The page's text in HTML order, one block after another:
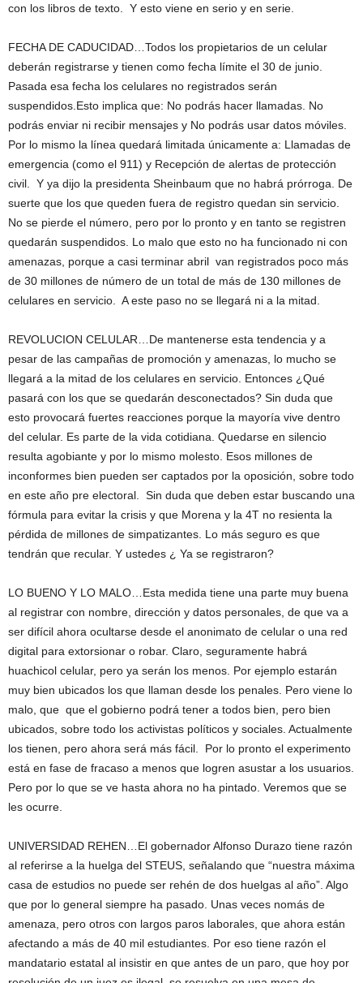
con los libros de texto. Y esto viene en serio y en serie.
FECHA DE CADUCIDAD…Todos los propietarios de un celular
deberán registrarse y tienen como fecha límite el 30 de junio.
Pasada esa fecha los celulares no registrados serán
suspendidos.Esto implica que: No podrás hacer llamadas. No
podrás enviar ni recibir mensajes y No podrás usar datos móviles.
Por lo mismo la línea quedará limitada únicamente a: Llamadas de
emergencia (como el 911) y Recepción de alertas de protección
civil. Y ya dijo la presidenta Sheinbaum que no habrá prórroga. De
suerte que los que queden fuera de registro quedan sin servicio.
No se pierde el número, pero por lo pronto y en tanto se registren
quedarán suspendidos. Lo malo que esto no ha funcionado ni con
amenazas, porque a casi terminar abril van registrados poco más
de 30 millones de número de un total de más de 130 millones de
celulares en servicio. A este paso no se llegará ni a la mitad.
REVOLUCION CELULAR…De mantenerse esta tendencia y a
pesar de las campañas de promoción y amenazas, lo mucho se
llegará a la mitad de los celulares en servicio. Entonces ¿Qué
pasará con los que se quedarán desconectados? Sin duda que
esto provocará fuertes reacciones porque la mayoría vive dentro
del celular. Es parte de la vida cotidiana. Quedarse en silencio
resulta agobiante y por lo mismo molesto. Esos millones de
inconformes bien pueden ser captados por la oposición, sobre todo
en este año pre electoral. Sin duda que deben estar buscando una
fórmula para evitar la crisis y que Morena y la 4T no resienta la
pérdida de millones de simpatizantes. Lo más seguro es que
tendrán que recular. Y ustedes ¿ Ya se registraron?
LO BUENO Y LO MALO…Esta medida tiene una parte muy buena
al registrar con nombre, dirección y datos personales, de que va a
ser difícil ahora ocultarse desde el anonimato de celular o una red
digital para extorsionar o robar. Claro, seguramente habrá
huachicol celular, pero ya serán los menos. Por ejemplo estarán
muy bien ubicados los que llaman desde los penales. Pero viene lo
malo, que que el gobierno podrá tener a todos bien, pero bien
ubicados, sobre todo los activistas políticos y sociales. Actualmente
los tienen, pero ahora será más fácil. Por lo pronto el experimento
está en fase de fracaso a menos que logren asustar a los usuarios.
Pero por lo que se ve hasta ahora no ha pintado. Veremos que se
les ocurre.
UNIVERSIDAD REHEN…El gobernador Alfonso Durazo tiene razón
al referirse a la huelga del STEUS, señalando que “nuestra máxima
casa de estudios no puede ser rehén de dos huelgas al año”. Algo
que por lo general siempre ha pasado. Unas veces nomás de
amenaza, pero otros con largos paros laborales, que ahora están
afectando a más de 40 mil estudiantes. Por eso tiene razón el
mandatario estatal al insistir en que antes de un paro, que hoy por